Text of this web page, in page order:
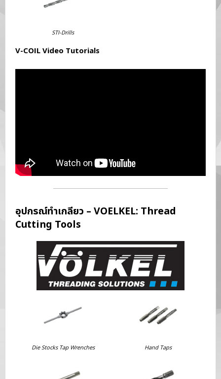
STI-Drills
V-COIL Video Tutorials
อุปกรณ์ทำเกลียว – VOELKEL: Thread
Cutting Tools
Die Stocks Tap Wrenches Hand Taps